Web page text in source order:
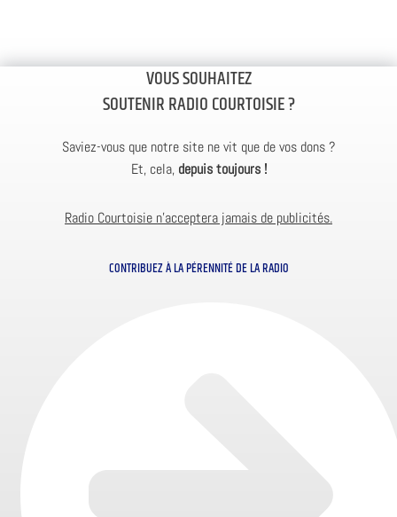
VOUS SOUHAITEZ
SOUTENIR RADIO COURTOISIE ?
Saviez-vous que notre site ne vit que de vos dons ?
Et, cela, depuis toujours !
Radio Courtoisie n’acceptera jamais de publicités.
CONTRIBUEZ À LA PÉRENNITÉ DE LA RADIO